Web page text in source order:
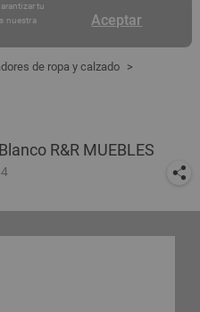
Aceptar
tu
nuestra
de ropa y calzado
R&R MUEBLES